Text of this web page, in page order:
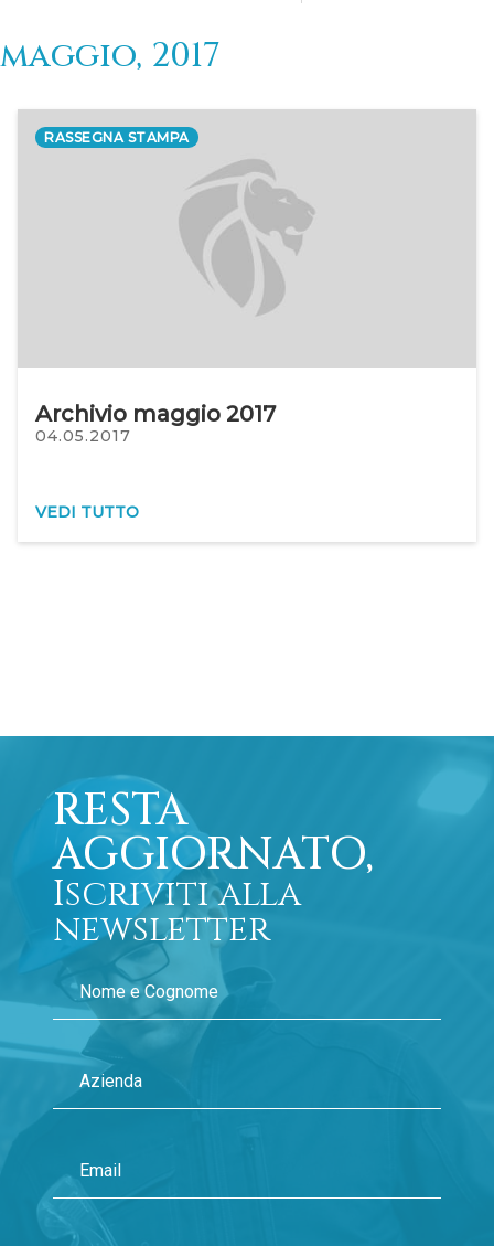
maggio, 2017
RASSEGNA STAMPA
Archivio maggio 2017
04.05.2017
VEDI TUTTO
RESTA
AGGIORNATO,
Iscriviti alla
newsletter